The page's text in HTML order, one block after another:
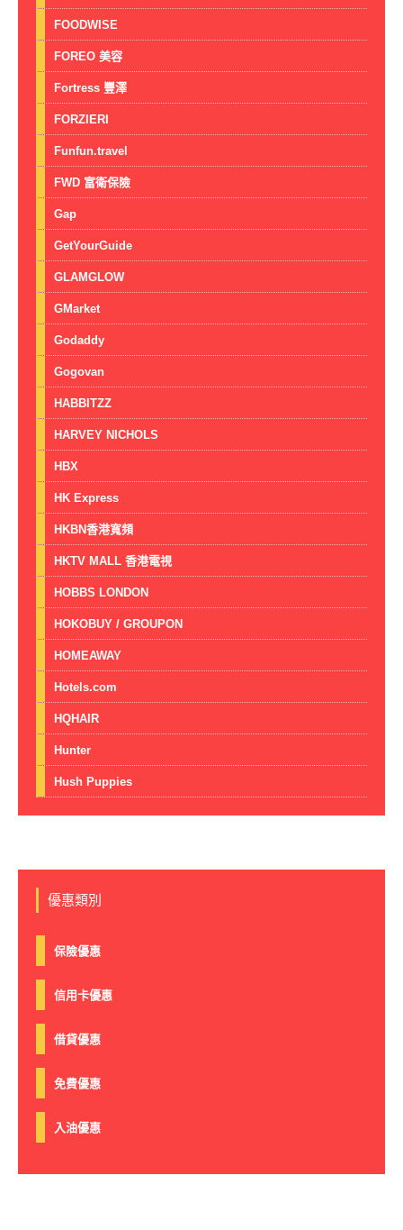
FOODWISE
FOREO 美容
Fortress 豐澤
FORZIERI
Funfun.travel
FWD 富衛保險
Gap
GetYourGuide
GLAMGLOW
GMarket
Godaddy
Gogovan
HABBITZZ
HARVEY NICHOLS
HBX
HK Express
HKBN香港寬頻
HKTV MALL 香港電視
HOBBS LONDON
HOKOBUY / GROUPON
HOMEAWAY
Hotels.com
HQHAIR
Hunter
Hush Puppies
優惠類別
保險優惠
信用卡優惠
借貸優惠
免費優惠
入油優惠